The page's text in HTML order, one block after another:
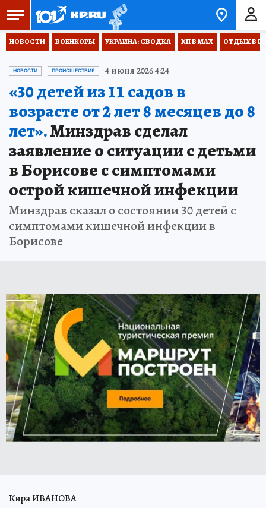
НОВОСТИ ВОЕНКОРЫ УКРАИНА: СВОДКА КП В МАХ ОТДЫХ В
НОВОСТИ ПРОИСШЕСТВИЯ 4 июня 2026 4:24
«30 детей из 11 садов в
возрасте от 2 лет 8 месяцев до 8
лет».Минздрав сделал
заявление о ситуации с детьми
в Борисове с симптомами
острой кишечной инфекции
Минздрав сказал о состоянии 30 детей с
симптомами кишечной инфекции в
Борисове
Кира ИВАНОВА